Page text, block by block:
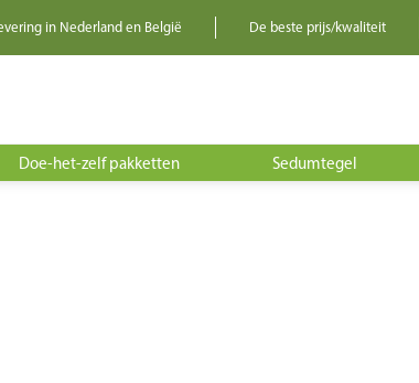
in Nederland en België De beste prijs/kwaliteit
Doe-het-zelf pakketten Sedumtegel